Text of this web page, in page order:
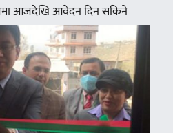
आजदेखि आवेदन दिन सकिने